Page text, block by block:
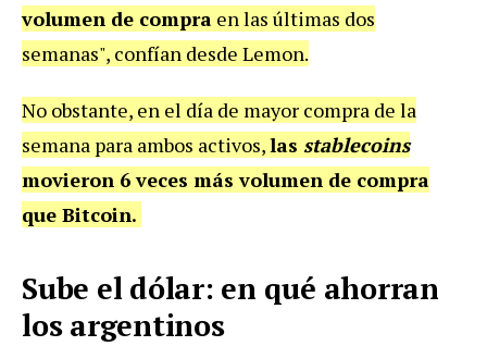
volumen de compra en las últimas dos
semanas", confían desde Lemon.
No obstante, en el día de mayor compra de la
semana para ambos activos,las stablecoins
movieron 6 veces más volumen de compra
que Bitcoin.
Sube el dólar: en qué ahorran
los argentinos